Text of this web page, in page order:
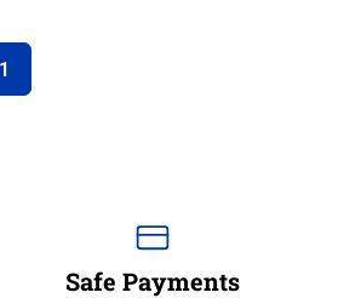
1
Safe Payments